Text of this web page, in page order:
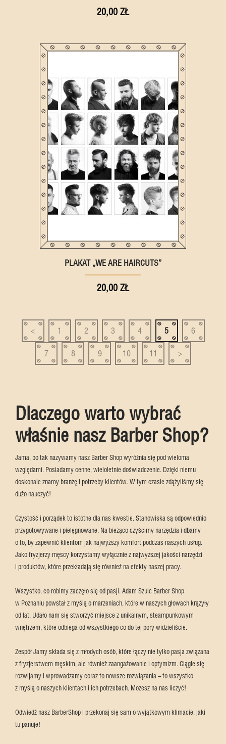
20,00 ZŁ
PLAKAT „WE ARE HAIRCUTS”
20,00 ZŁ
< 1 2 3 4 5 6
7 8 9 10 11 >
Dlaczego warto wybrać
właśnie nasz Barber Shop?
Jama, bo tak nazywamy nasz Barber Shop wyróżnia się pod wieloma
względami. Posiadamy cenne, wieloletnie doświadczenie. Dzięki niemu
doskonale znamy branżę i potrzeby klientów. W tym czasie zdążyliśmy się
dużo nauczyć!
Czystość i porządek to istotne dla nas kwestie. Stanowiska są odpowiednio
przygotowywane i pielęgnowane. Na bieżąco czyścimy narzędzia i dbamy
o to, by zapewnić klientom jak najwyższy komfort podczas naszych usług.
Jako fryzjerzy męscy korzystamy wyłącznie z najwyższej jakości narzędzi
i produktów, które przekładają się również na efekty naszej pracy.
Wszystko, co robimy zaczęło się od pasji. Adam Szulc Barber Shop
w Poznaniu powstał z myślą o marzeniach, które w naszych głowach krążyły
od lat. Udało nam się stworzyć miejsce z unikalnym, steampunkowym
wnętrzem, które odbiega od wszystkiego co do tej pory widzieliście.
Zespół Jamy składa się z młodych osób, które łączy nie tylko pasja związana
z fryzjerstwem męskim, ale również zaangażowanie i optymizm. Ciągle się
rozwijamy i wprowadzamy coraz to nowsze rozwiązania – to wszystko
z myślą o naszych klientach i ich potrzebach. Możesz na nas liczyć!
Odwiedź nasz BarberShop i przekonaj się sam o wyjątkowym klimacie, jaki
tu panuje!